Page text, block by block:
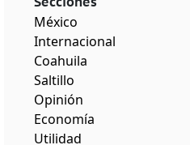
México
Internacional
Coahuila
Saltillo
Opinión
Economía
Utilidad